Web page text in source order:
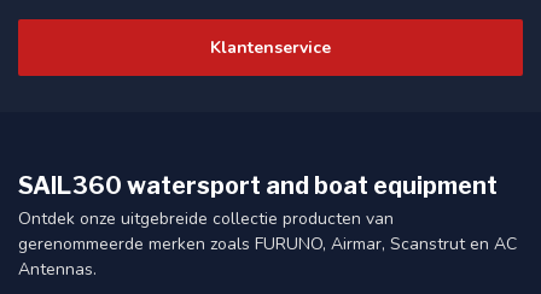
Klantenservice
SAIL360 watersport and boat equipment
Ontdek onze uitgebreide collectie producten van
gerenommeerde merken zoals FURUNO, Airmar, Scanstrut en AC
Antennas.